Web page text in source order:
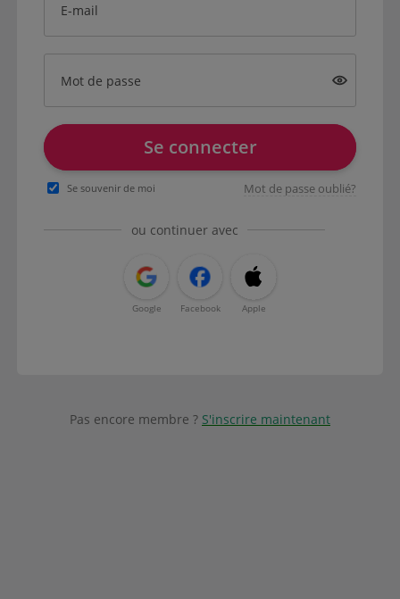
E-mail
Mot de passe
Se connecter
Se souvenir de moi Mot de passe oublié?
ou continuer avec
Google Facebook Apple
Pas encore membre ? S'inscrire maintenant